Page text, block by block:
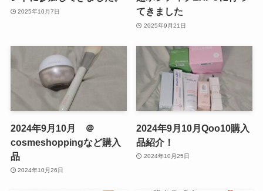
2025年10月7日
てきました
2025年9月21日
2024年9月10月 ＠
cosmeshoppingなど購入
品
2024年10月26日
2024年9月10月Qoo10購入
品紹介！
2024年10月25日